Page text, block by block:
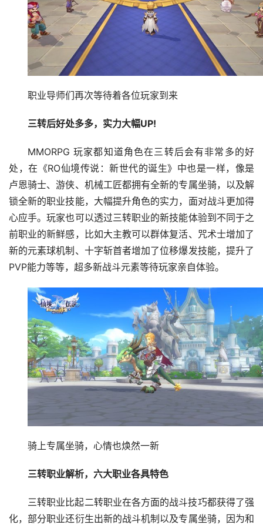
职业导师们再次等待着各位玩家到来
三转后好处多多，实力大幅UP!
MMORPG 玩家都知道角色在三转后会有非常多的好
处，在《RO仙境传说：新世代的诞生》中也是一样，像是
卢恩骑士、游侠、机械工匠都拥有全新的专属坐骑，以及解
锁全新的职业技能，大幅提升角色的实力，面对战斗更加得
心应手。玩家也可以透过三转职业的新技能体验到不同于之
前职业的新鲜感，比如大主教可以群体复活、咒术士增加了
新的元素球机制、十字斩首者增加了位移爆发技能，提升了
PVP能力等等，超多新战斗元素等待玩家亲自体验。
骑上专属坐骑，心情也焕然一新
三转职业解析，六大职业各具特色
三转职业比起二转职业在各方面的战斗技巧都获得了强
化，部分职业还衍生出新的战斗机制以及专属坐骑，因为和